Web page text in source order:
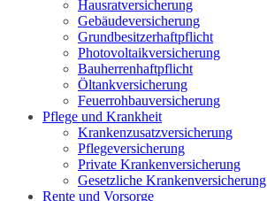
Hausratversicherung
Gebäudeversicherung
Grundbesitzerhaftpflicht
Photovoltaikversicherung
Bauherrenhaftpflicht
Öltankversicherung
Feuerrohbauversicherung
Pflege und Krankheit
Krankenzusatzversicherung
Pflegeversicherung
Private Krankenversicherung
Gesetzliche Krankenversicherung
Rente und Vorsorge